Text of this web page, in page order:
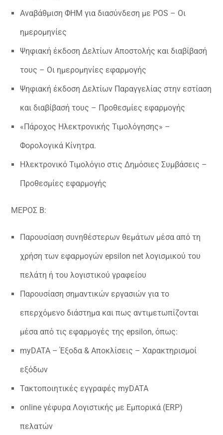
Αναβάθμιση ΦΗΜ για διασύνδεση με POS – Οι
ημερομηνίες
Ψηφιακή έκδοση Δελτίων Αποστολής και διαβίβασή
τους – Οι ημερομηνίες εφαρμογής
Ψηφιακή έκδοση Δελτίων Παραγγελίας στην εστίαση
και διαβίβασή τους – Προθεσμίες εφαρμογής
«Πάροχος Ηλεκτρονικής Τιμολόγησης» –
Φορολογικά Κίνητρα.
Ηλεκτρονικό Τιμολόγιο στις Δημόσιες Συμβάσεις –
Προθεσμίες εφαρμογής
ΜΕΡΟΣ Β:
Παρουσίαση συνηθέστερων θεμάτων μέσα από τη
χρήση των εφαρμογών epsilon net λογισμικού του
πελάτη ή του λογιστικού γραφείου
Παρουσίαση σημαντικών εργασιών για το
επερχόμενο διάστημα και πως αντιμετωπίζονται
μέσα από τις εφαρμογές της epsilon, όπως:
myDATA – Έξοδα & Αποκλίσεις – Χαρακτηρισμοί
εξόδων
Τακτοποιητικές εγγραφές myDATA
online γέφυρα Λογιστικής με Εμπορικά (ERP)
πελατών